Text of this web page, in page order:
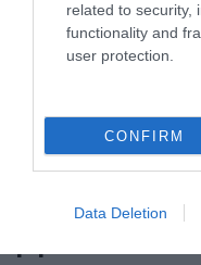
related to security,
functionality and
user protection.
CONFIRM
Data Deletion
ΠΑΡΑΠΟΛΙΤΙΚΑ
Κώστας
τέσσερις